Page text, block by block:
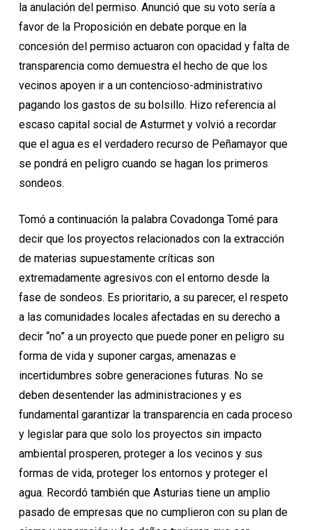
la anulación del permiso. Anunció que su voto sería a
favor de la Proposición en debate porque en la
concesión del permiso actuaron con opacidad y falta de
transparencia como demuestra el hecho de que los
vecinos apoyen ir a un contencioso-administrativo
pagando los gastos de su bolsillo. Hizo referencia al
escaso capital social de Asturmet y volvió a recordar
que el agua es el verdadero recurso de Peñamayor que
se pondrá en peligro cuando se hagan los primeros
sondeos.
Tomó a continuación la palabra Covadonga Tomé para
decir que los proyectos relacionados con la extracción
de materias supuestamente críticas son
extremadamente agresivos con el entorno desde la
fase de sondeos. Es prioritario, a su parecer, el respeto
a las comunidades locales afectadas en su derecho a
decir “no” a un proyecto que puede poner en peligro su
forma de vida y suponer cargas, amenazas e
incertidumbres sobre generaciones futuras. No se
deben desentender las administraciones y es
fundamental garantizar la transparencia en cada proceso
y legislar para que solo los proyectos sin impacto
ambiental prosperen, proteger a los vecinos y sus
formas de vida, proteger los entornos y proteger el
agua. Recordó también que Asturias tiene un amplio
pasado de empresas que no cumplieron con su plan de